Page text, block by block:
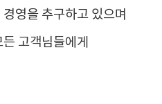
영을 추구하고 있으며
고객님들에게